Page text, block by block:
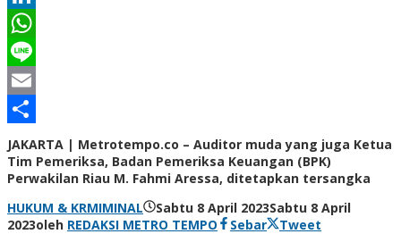
LinkedIn
WhatsApp
Line
Email
Share
JAKARTA | Metrotempo.co – Auditor muda yang juga Ketua
Tim Pemeriksa, Badan Pemeriksa Keuangan (BPK)
Perwakilan Riau M. Fahmi Aressa, ditetapkan tersangka
HUKUM & KRMIMINAL
Sabtu 8 April 2023Sabtu 8 April
2023oleh REDAKSI METRO TEMPO Sebar
Tweet